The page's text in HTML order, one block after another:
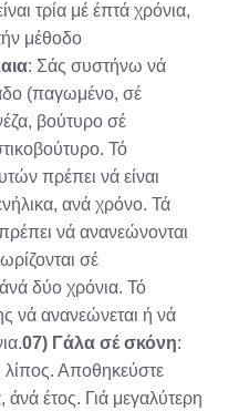
τρία μέ έπτά χρόνια,
μέθοδο
: Σάς συστήνω νά
(παγωμένο, σέ
βούτυρο σέ
Τό
πρέπει νά είναι
ανά χρόνο. Τά
νά ανανεώνονται
σέ
δύο χρόνια. Τό
νά ανανεώνεται ή νά
07) Γάλα σέ σκόνη:
λίπος. Αποθηκεύστε
έτος. Γιά μεγαλύτερη